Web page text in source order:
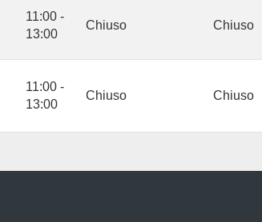
11:00 -
13:00
Chiuso Chiuso
11:00 -
13:00
Chiuso Chiuso